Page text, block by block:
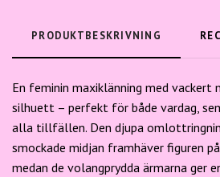
PRODUKTBESKRIVNING
En feminin maxiklänning med
silhuett – perfekt för både vardag,
alla tillfällen. Den djupa
smockade midjan framhäver figuren
medan de volangprydda ärmarna ger